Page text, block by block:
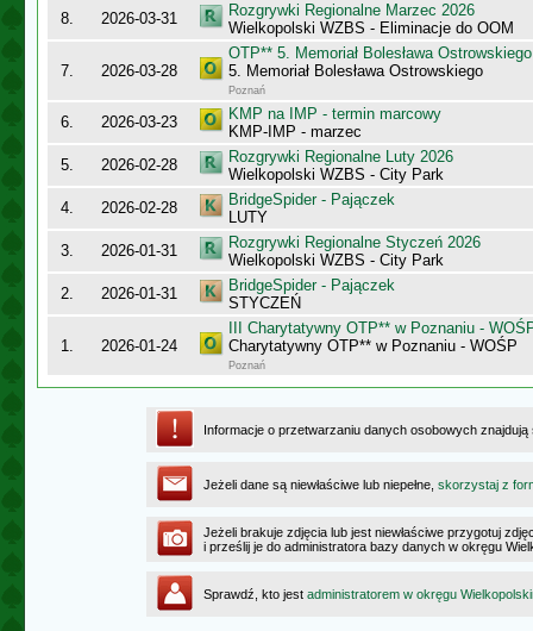
8.
2026-03-31
Rozgrywki Regionalne Marzec 2026
Wielkopolski WZBS - Eliminacje do OOM
7. 2026-03-28
OTP** 5. Memoriał Bolesława Ostrowskiego
5. Memoriał Bolesława Ostrowskiego
Poznań
6. 2026-03-23
KMP na IMP - termin marcowy
KMP-IMP - marzec
5.
2026-02-28
Rozgrywki Regionalne Luty 2026
Wielkopolski WZBS - City Park
4.
2026-02-28
BridgeSpider - Pajączek
LUTY
3.
2026-01-31
Rozgrywki Regionalne Styczeń 2026
Wielkopolski WZBS - City Park
2.
2026-01-31
BridgeSpider - Pajączek
STYCZEŃ
1. 2026-01-24
III Charytatywny OTP** w Poznaniu -
Charytatywny OTP** w Poznaniu - WOŚP
Poznań
Informacje o przetwarzaniu danych osobowych
Jeżeli dane są niewłaściwe lub niepełne, skorzystaj z
Jeżeli brakuje zdjęcia lub jest niewłaściwe przygotuj
i prześlij je do administratora bazy danych w okręgu
Sprawdź, kto jest administratorem w okręgu